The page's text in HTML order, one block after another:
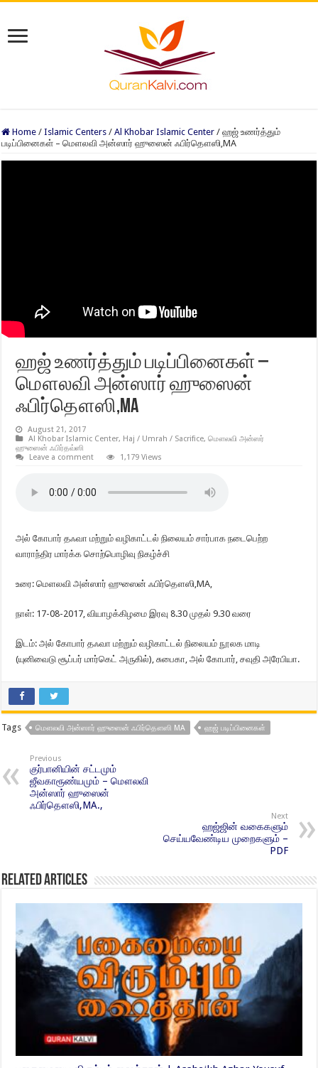
Home / Islamic Centers / Al Khobar Islamic Center / ஹஜ் உணர்த்தும்
படிப்பினைகள் – மௌலவி அன்ஸார் ஹுஸைன் ஃபிர்தௌஸி,MA
ஹஜ் உணர்த்தும் படிப்பினைகள் –
மௌலவி அன்ஸார் ஹுஸைன்
ஃபிர்தௌஸி,MA
August 21, 2017
Al Khobar Islamic Center, Haj / Umrah / Sacrifice,மௌலவி அன்ஸர்
ஹுஸைன் ஃபிர்தவ்ஸி
Leave a comment
1,179 Views
அல் கோபார் தஃவா மற்றும் வழிகாட்டல் நிலையம் சார்பாக நடைபெற்ற
வாராந்திர மார்க்க சொற்பொழிவு நிகழ்ச்சி
உரை: மௌலவி அன்ஸார் ஹுஸைன் ஃபிர்தௌஸி,MA,
நாள்: 17-08-2017, வியாழக்கிழமை இரவு 8.30 முதல் 9.30 வரை
இடம்: அல் கோபார் தஃவா மற்றும் வழிகாட்டல் நிலையம் நூலக மாடி
(யுனிவைடு சூப்பர் மார்கெட் அருகில்), சுபைகா, அல் கோபார், சவுதி அரேபியா.
Tags மௌலவி அன்ஸார் ஹுஸைன் ஃபிர்தௌஸி MA ஹஜ் படிப்பினைகள்
Previous
குர்பானியின் சட்டமும்
ஜீவகாரூண்யமும் – மௌலவி
அன்ஸார் ஹுஸைன்
ஃபிர்தௌஸி,MA.,
Next
ஹஜ்ஜின் வகைகளும்
செய்யவேண்டிய முறைகளும் –
PDF
Related Articles